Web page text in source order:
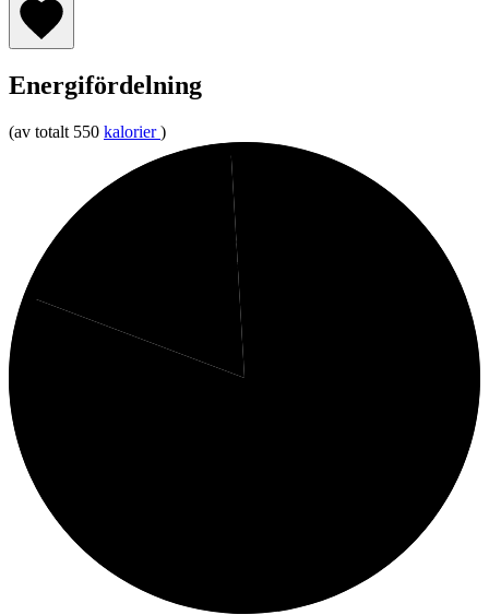
Energifördelning
(av totalt 550 kalorier )
1%
Kolhydrater